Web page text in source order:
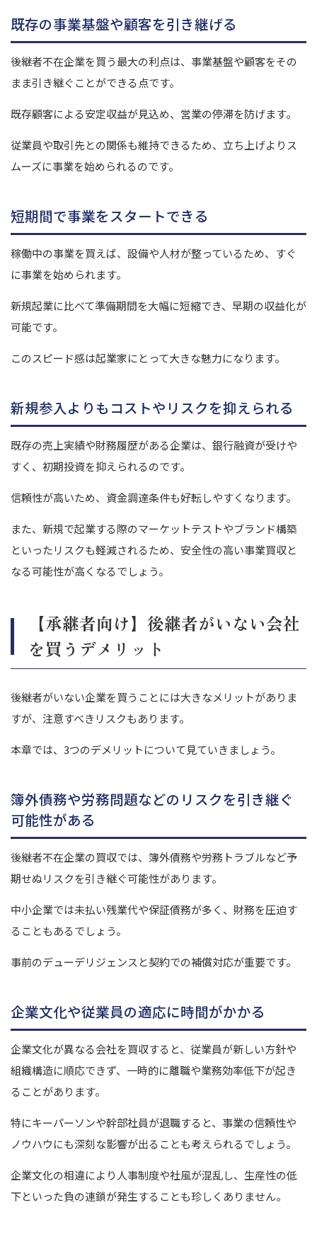
既存の事業基盤や顧客を引き継げる
後継者不在企業を買う最大の利点は、事業基盤や顧客をその
まま引き継ぐことができる点です。
既存顧客による安定収益が見込め、営業の停滞を防げます。
従業員や取引先との関係も維持できるため、立ち上げよりス
ムーズに事業を始められるのです。
短期間で事業をスタートできる
稼働中の事業を買えば、設備や人材が整っているため、すぐ
に事業を始められます。
新規起業に比べて準備期間を大幅に短縮でき、早期の収益化が
可能です。
このスピード感は起業家にとって大きな魅力になります。
新規参入よりもコストやリスクを抑えられる
既存の売上実績や財務履歴がある企業は、銀行融資が受けや
すく、初期投資を抑えられるのです。
信頼性が高いため、資金調達条件も好転しやすくなります。
また、新規で起業する際のマーケットテストやブランド構築
といったリスクも軽減されるため、安全性の高い事業買収と
なる可能性が高くなるでしょう。
【承継者向け】後継者がいない会社
を買うデメリット
後継者がいない企業を買うことには大きなメリットがありま
すが、注意すべきリスクもあります。
本章では、3つのデメリットについて見ていきましょう。
簿外債務や労務問題などのリスクを引き継ぐ
可能性がある
後継者不在企業の買収では、簿外債務や労務トラブルなど予
期せぬリスクを引き継ぐ可能性があります。
中小企業では未払い残業代や保証債務が多く、財務を圧迫す
ることもあるでしょう。
事前のデューデリジェンスと契約での補償対応が重要です。
企業文化や従業員の適応に時間がかかる
企業文化が異なる会社を買収すると、従業員が新しい方針や
組織構造に順応できず、一時的に離職や業務効率低下が起き
ることがあります。
特にキーパーソンや幹部社員が退職すると、事業の信頼性や
ノウハウにも深刻な影響が出ることも考えられるでしょう。
企業文化の相違により人事制度や社風が混乱し、生産性の低
下といった負の連鎖が発生することも珍しくありません。